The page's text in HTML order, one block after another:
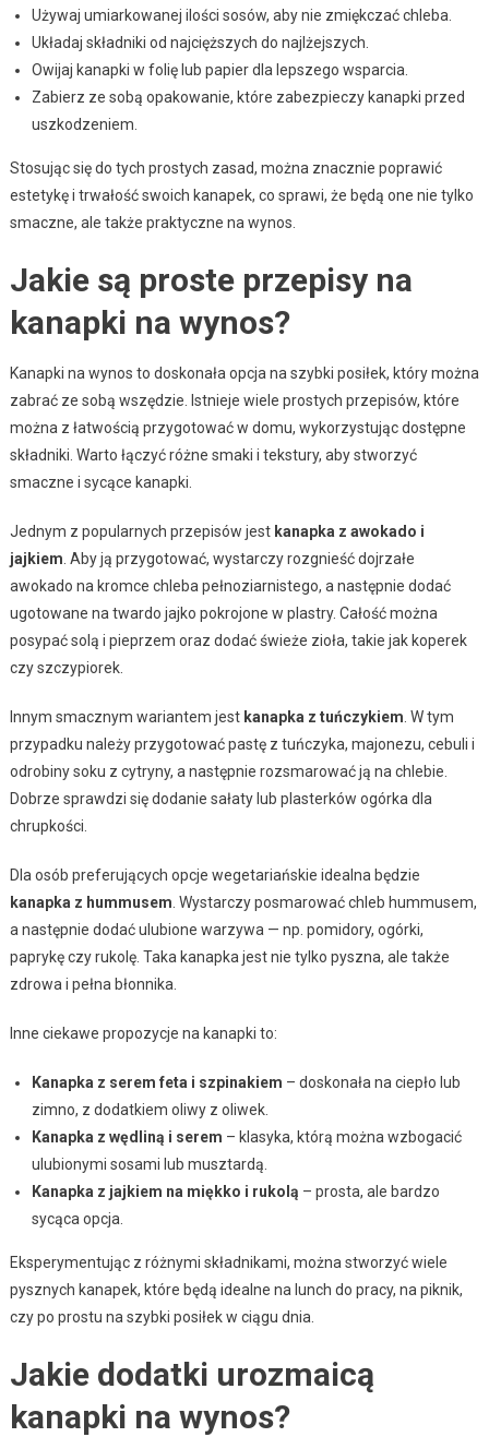
Używaj umiarkowanej ilości sosów, aby nie zmiękczać chleba.
Układaj składniki od najcięższych do najlżejszych.
Owijaj kanapki w folię lub papier dla lepszego wsparcia.
Zabierz ze sobą opakowanie, które zabezpieczy kanapki przed
uszkodzeniem.
Stosując się do tych prostych zasad, można znacznie poprawić
estetykę i trwałość swoich kanapek, co sprawi, że będą one nie tylko
smaczne, ale także praktyczne na wynos.
Jakie są proste przepisy na
kanapki na wynos?
Kanapki na wynos to doskonała opcja na szybki posiłek, który można
zabrać ze sobą wszędzie. Istnieje wiele prostych przepisów, które
można z łatwością przygotować w domu, wykorzystując dostępne
składniki. Warto łączyć różne smaki i tekstury, aby stworzyć
smaczne i sycące kanapki.
Jednym z popularnych przepisów jest kanapka z awokado i
jajkiem . Aby ją przygotować, wystarczy rozgnieść dojrzałe
awokado na kromce chleba pełnoziarnistego, a następnie dodać
ugotowane na twardo jajko pokrojone w plastry. Całość można
posypać solą i pieprzem oraz dodać świeże zioła, takie jak koperek
czy szczypiorek.
Innym smacznym wariantem jest kanapka z tuńczykiem . W tym
przypadku należy przygotować pastę z tuńczyka, majonezu, cebuli i
odrobiny soku z cytryny, a następnie rozsmarować ją na chlebie.
Dobrze sprawdzi się dodanie sałaty lub plasterków ogórka dla
chrupkości.
Dla osób preferujących opcje wegetariańskie idealna będzie
kanapka z hummusem . Wystarczy posmarować chleb hummusem,
a następnie dodać ulubione warzywa — np. pomidory, ogórki,
paprykę czy rukolę. Taka kanapka jest nie tylko pyszna, ale także
zdrowa i pełna błonnika.
Inne ciekawe propozycje na kanapki to:
Kanapka z serem feta i szpinakiem – doskonała na ciepło lub
zimno, z dodatkiem oliwy z oliwek.
Kanapka z wędliną i serem – klasyka, którą można wzbogacić
ulubionymi sosami lub musztardą.
Kanapka z jajkiem na miękko i rukolą – prosta, ale bardzo
sycąca opcja.
Eksperymentując z różnymi składnikami, można stworzyć wiele
pysznych kanapek, które będą idealne na lunch do pracy, na piknik,
czy po prostu na szybki posiłek w ciągu dnia.
Jakie dodatki urozmaicą
kanapki na wynos?